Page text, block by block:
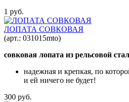
1 руб.
ЛОПАТА СОВКОВАЯ
(арт.: 031015mto)
совковая лопата из рельсовой
надежная и крепкая, по
и ей ничего не будет!
300 руб.